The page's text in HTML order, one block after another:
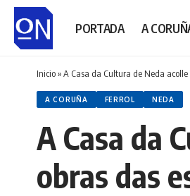
PORTADA A
Inicio»A Casa da Cultura de Neda
A CORUÑA FERROL NEDA
A Casa da
obras das